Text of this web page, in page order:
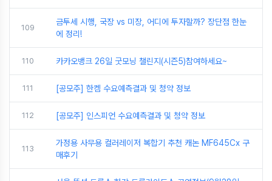
109
금투세 시행, 국장 vs 미장, 어디에 투자할까? 장단점 한눈
에 정리!
110 카카오뱅크 26일 굿모닝 챌린지(시즌5)참여하세요~
111 [공모주] 한켐 수요예측결과 및 청약 정보
112 [공모주] 인스피언 수요예측결과 및 청약 정보
113
가정용 사무용 컬러레이저 복합기 추천 캐논 MF645Cx 구
매후기